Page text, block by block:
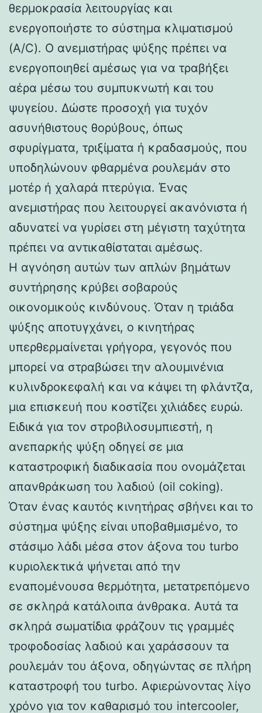
θερμοκρασία λειτουργίας και
ενεργοποιήστε το σύστημα κλιματισμού
(A/C). Ο ανεμιστήρας ψύξης πρέπει να
ενεργοποιηθεί αμέσως για να τραβήξει
αέρα μέσω του συμπυκνωτή και του
ψυγείου. Δώστε προσοχή για τυχόν
ασυνήθιστους θορύβους, όπως
σφυρίγματα, τριξίματα ή κραδασμούς, που
υποδηλώνουν φθαρμένα ρουλεμάν στο
μοτέρ ή χαλαρά πτερύγια. Ένας
ανεμιστήρας που λειτουργεί ακανόνιστα ή
αδυνατεί να γυρίσει στη μέγιστη ταχύτητα
πρέπει να αντικαθίσταται αμέσως.
Η αγνόηση αυτών των απλών βημάτων
συντήρησης κρύβει σοβαρούς
οικονομικούς κινδύνους. Όταν η τριάδα
ψύξης αποτυγχάνει, ο κινητήρας
υπερθερμαίνεται γρήγορα, γεγονός που
μπορεί να στραβώσει την αλουμινένια
κυλινδροκεφαλή και να κάψει τη φλάντζα,
μια επισκευή που κοστίζει χιλιάδες ευρώ.
Ειδικά για τον στροβιλοσυμπιεστή, η
ανεπαρκής ψύξη οδηγεί σε μια
καταστροφική διαδικασία που ονομάζεται
απανθράκωση του λαδιού (oil coking).
Όταν ένας καυτός κινητήρας σβήνει και το
σύστημα ψύξης είναι υποβαθμισμένο, το
στάσιμο λάδι μέσα στον άξονα του turbo
κυριολεκτικά ψήνεται από την
εναπομένουσα θερμότητα, μετατρεπόμενο
σε σκληρά κατάλοιπα άνθρακα. Αυτά τα
σκληρά σωματίδια φράζουν τις γραμμές
τροφοδοσίας λαδιού και χαράσσουν τα
ρουλεμάν του άξονα, οδηγώντας σε πλήρη
καταστροφή του turbo. Αφιερώνοντας λίγο
χρόνο για τον καθαρισμό του intercooler,